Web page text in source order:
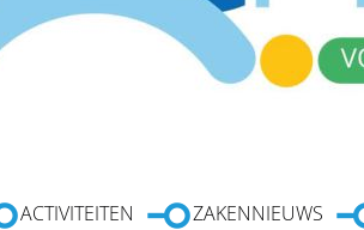
ACTIVITEITEN ZAKENNIEUWS